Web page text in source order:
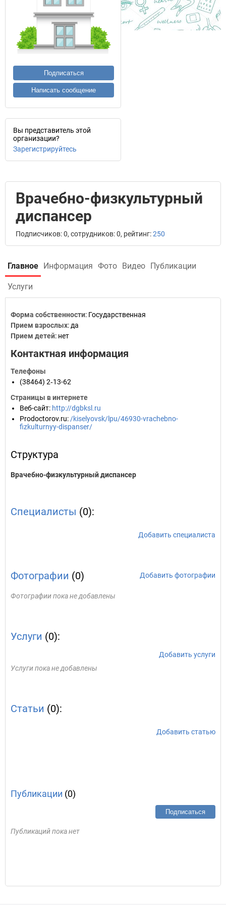
Подписаться
Написать сообщение
Вы представитель этой
организации?
Зарегистрируйтесь
Врачебно-физкультурный
диспансер
Подписчиков: 0, сотрудников: 0, рейтинг:250
Главное Информация Фото Видео Публикации
Услуги
Форма собственности: Государственная
Прием взрослых: да
Прием детей: нет
Контактная информация
Телефоны
(38464) 2‑13-62
Страницы в интернете
Веб-сайт: http://dgbksl.ru
Prodoctorov.ru: /kiselyovsk/lpu/46930-vrachebno-
fizkulturnyy-dispanser/
Структура
Врачебно-физкультурный диспансер
Специалисты (0):
Добавить специалиста
Фотографии (0) Добавить фотографии
Фотографии пока не добавлены
Услуги (0):
Добавить услуги
Услуги пока не добавлены
Статьи (0):
Добавить статью
Публикации (0)
Подписаться
Публикаций пока нет